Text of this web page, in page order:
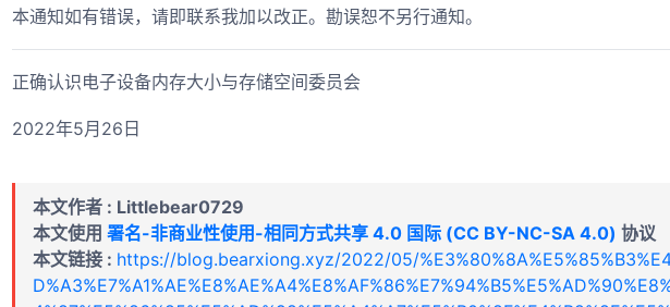
本通知如有错误，请即联系我加以改正。勘误恕不另行通知。
正确认识电子设备内存大小与存储空间委员会
2022年5月26日
本文作者 : Littlebear0729
本文使用 署名-非商业性使用-相同方式共享 4.0 国际 (CC BY-NC-SA 4.0) 协议
本文链接 : https://blog.bearxiong.xyz/2022/05/